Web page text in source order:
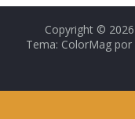
Copyright © 2026
Tema: ColorMag por